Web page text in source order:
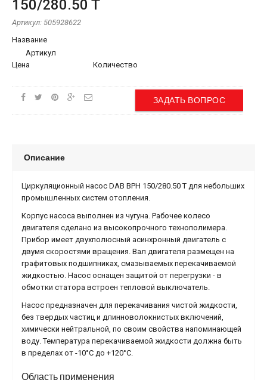
150/280.50 T
Артикул: 505928622
Название
Артикул
Цена
Количество
ЗАДАТЬ ВОПРОС
Описание
Циркуляционный насос DAB BPH 150/280.50 T для небольших
промышленных систем отопления.
Корпус насоса выполнен из чугуна. Рабочее колесо
двигателя сделано из высокопрочного технополимера.
Прибор имеет двухполюсный асинхронный двигатель с
двумя скоростями вращения. Вал двигателя размещен на
графитовых подшипниках, смазываемых перекачиваемой
жидкостью. Насос оснащен защитой от перегрузки - в
обмотки статора встроен тепловой выключатель.
Насос предназначен для перекачивания чистой жидкости,
без твердых частиц и длинноволокнистых включений,
химически нейтральной, по своим свойства напоминающей
воду. Температура перекачиваемой жидкости должна быть
в пределах от -10°С до +120°С.
Область применения